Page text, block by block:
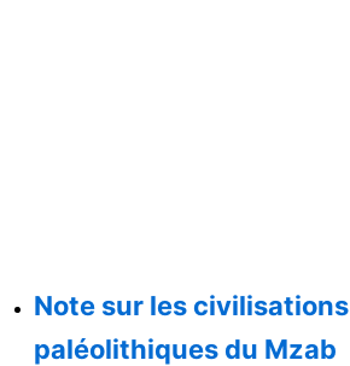
Note sur les civilisations
paléolithiques du Mzab